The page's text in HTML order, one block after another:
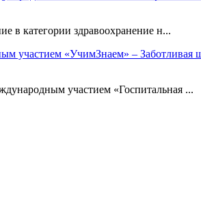
в категории здравоохранение н...
участием «Госпитальная ...